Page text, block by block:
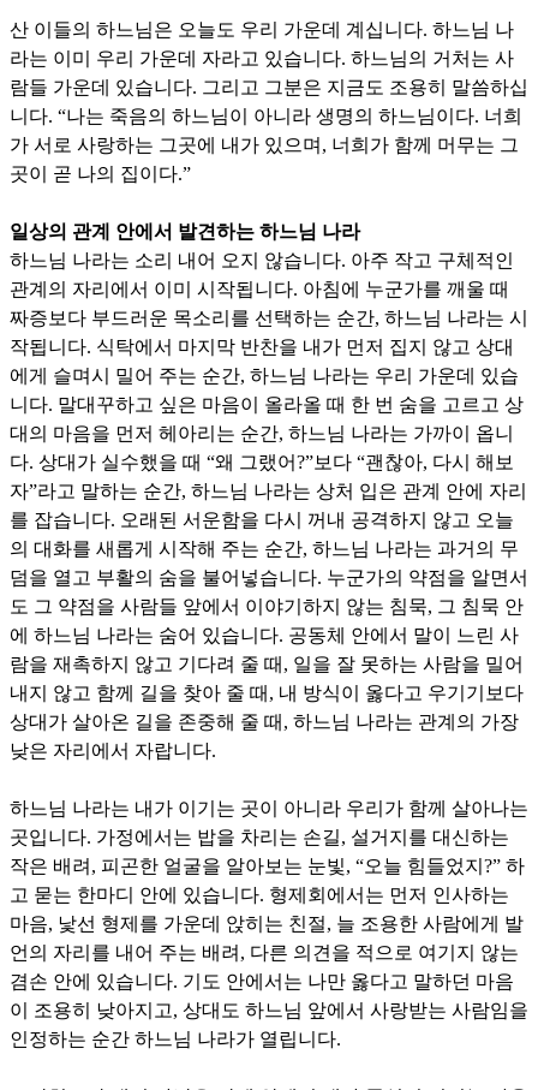
산 이들의 하느님은 오늘도 우리 가운데 계십니다. 하느님 나
라는 이미 우리 가운데 자라고 있습니다. 하느님의 거처는 사
람들 가운데 있습니다. 그리고 그분은 지금도 조용히 말씀하십
니다. “나는 죽음의 하느님이 아니라 생명의 하느님이다. 너희
가 서로 사랑하는 그곳에 내가 있으며 , 너희가 함께 머무는 그
곳이 곧 나의 집이다.”
일상의 관계 안에서 발견하는 하느님 나라
하느님 나라는 소리 내어 오지 않습니다. 아주 작고 구체적인
관계의 자리에서 이미 시작됩니다. 아침에 누군가를 깨울 때
짜증보다 부드러운 목소리를 선택하는 순간, 하느님 나라는 시
작됩니다. 식탁에서 마지막 반찬을 내가 먼저 집지 않고 상대
에게 슬며시 밀어 주는 순간, 하느님 나라는 우리 가운데 있습
니다. 말대꾸하고 싶은 마음이 올라올 때 한 번 숨을 고르고 상
대의 마음을 먼저 헤아리는 순간, 하느님 나라는 가까이 옵니
다. 상대가 실수했을 때 “왜 그랬어?”보다 “괜찮아, 다시 해보
자”라고 말하는 순간, 하느님 나라는 상처 입은 관계 안에 자리
를 잡습니다. 오래된 서운함을 다시 꺼내 공격하지 않고 오늘
의 대화를 새롭게 시작해 주는 순간, 하느님 나라는 과거의 무
덤을 열고 부활의 숨을 불어넣습니다. 누군가의 약점을 알면서
도 그 약점을 사람들 앞에서 이야기하지 않는 침묵, 그 침묵 안
에 하느님 나라는 숨어 있습니다. 공동체 안에서 말이 느린 사
람을 재촉하지 않고 기다려 줄 때 , 일을 잘 못하는 사람을 밀어
내지 않고 함께 길을 찾아 줄 때 , 내 방식이 옳다고 우기기보다
상대가 살아온 길을 존중해 줄 때 , 하느님 나라는 관계의 가장
낮은 자리에서 자랍니다.
하느님 나라는 내가 이기는 곳이 아니라 우리가 함께 살아나는
곳입니다. 가정에서는 밥을 차리는 손길, 설거지를 대신하는
작은 배려 , 피곤한 얼굴을 알아보는 눈빛, “오늘 힘들었지 ?” 하
고 묻는 한마디 안에 있습니다. 형제회에서는 먼저 인사하는
마음, 낯선 형제를 가운데 앉히는 친절, 늘 조용한 사람에게 발
언의 자리를 내어 주는 배려 , 다른 의견을 적으로 여기지 않는
겸손 안에 있습니다. 기도 안에서는 나만 옳다고 말하던 마음
이 조용히 낮아지고, 상대도 하느님 앞에서 사랑받는 사람임을
인정하는 순간 하느님 나라가 열립니다.